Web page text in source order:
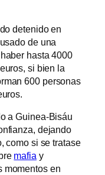
detenido en
de una
hasta 4000
si bien la
600 personas
a Guinea-Bisáu
dejando
como si se tratase
mafia y
momentos en